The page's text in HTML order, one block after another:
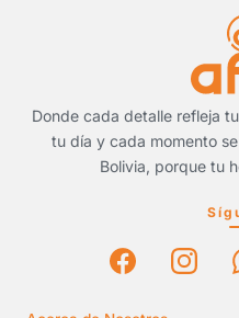
Donde cada detalle refleja
tu día y cada momento
Bolivia, porque tu